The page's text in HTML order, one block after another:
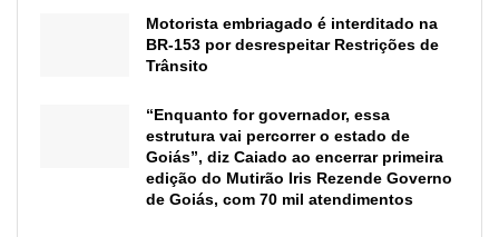
Motorista embriagado é interditado na
BR-153 por desrespeitar Restrições de
Trânsito
“Enquanto for governador, essa
estrutura vai percorrer o estado de
Goiás”, diz Caiado ao encerrar primeira
edição do Mutirão Iris Rezende Governo
de Goiás, com 70 mil atendimentos